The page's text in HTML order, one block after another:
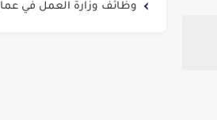
وظائف وزارة العمل في